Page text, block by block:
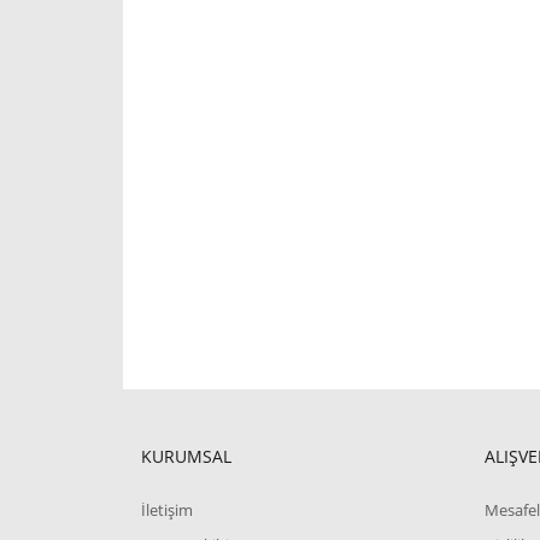
KURUMSAL
İletişim